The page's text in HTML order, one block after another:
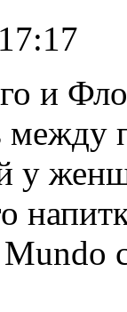
и
между
у